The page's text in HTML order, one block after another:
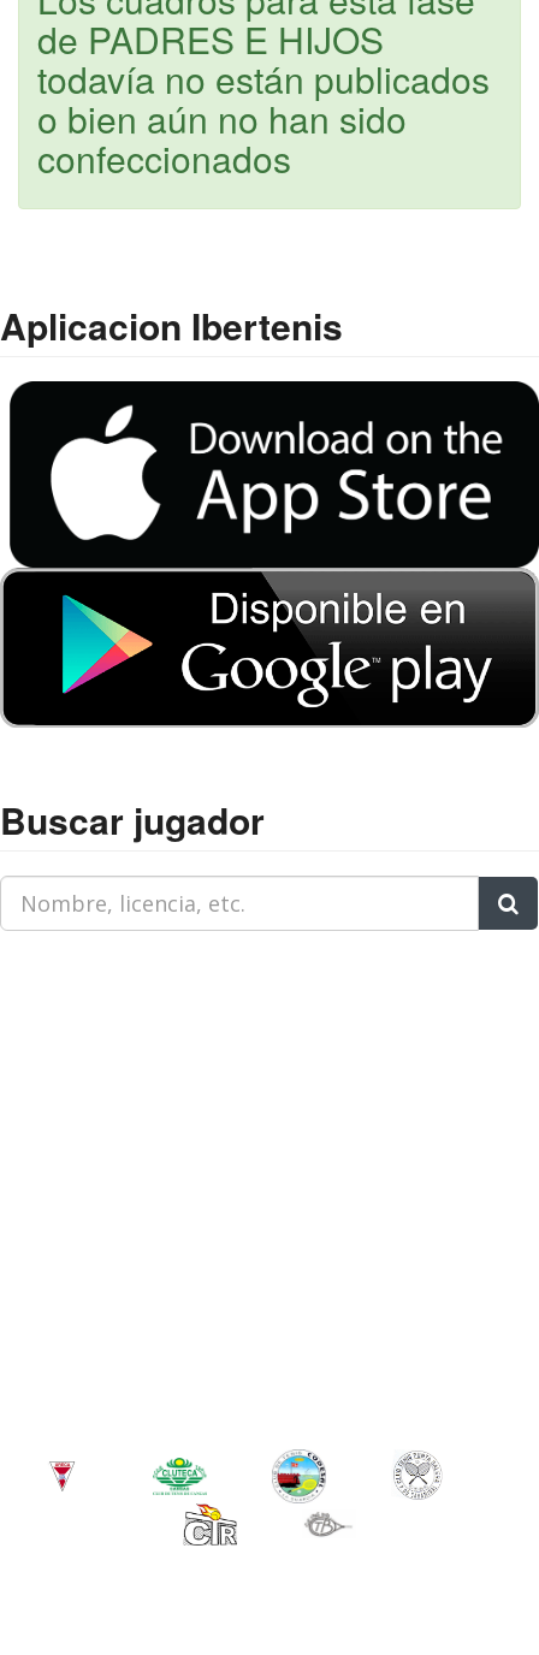
de PADRES E HIJOS
todavía no están publicados
o bien aún no han sido
confeccionados
Aplicacion Ibertenis
Buscar jugador